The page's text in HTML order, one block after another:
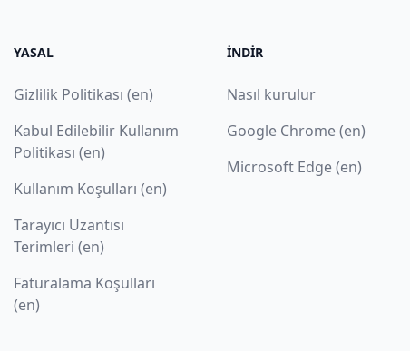
YASAL
Gizlilik Politikası (en)
Kabul Edilebilir Kullanım
Politikası (en)
Kullanım Koşulları (en)
Tarayıcı Uzantısı
Terimleri (en)
Faturalama Koşulları
(en)
İNDIR
Nasıl kurulur
Google Chrome (en)
Microsoft Edge (en)